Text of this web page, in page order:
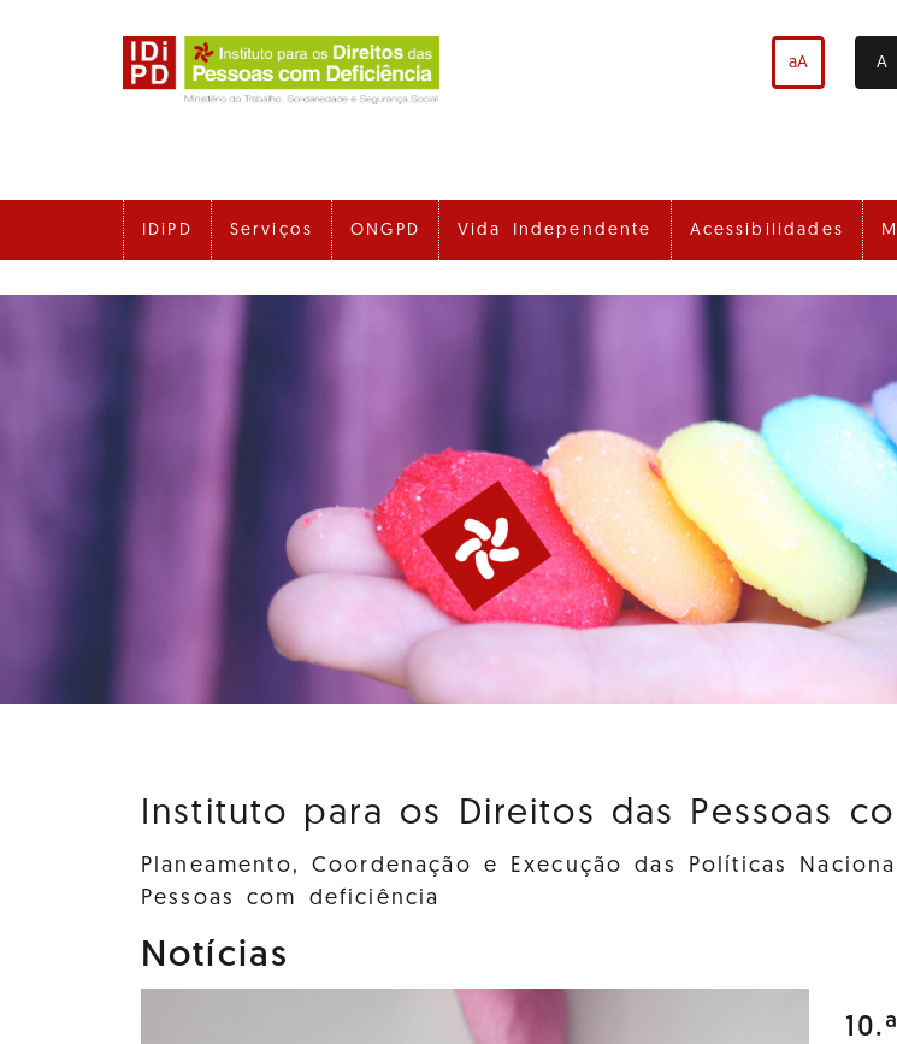
aA A
IDiPD Serviços ONGPD Vida Independente Acessibilidades
Instituto para os Direitos das Pessoas
Planeamento, Coordenação e Execução das Políticas
Pessoas com deficiência
Notícias